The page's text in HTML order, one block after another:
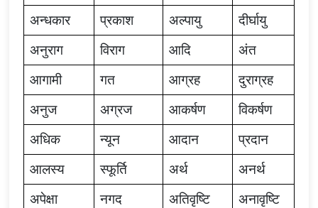
अन्धकार
प्रकाश अल्पायु
दीर्घायु
अनुराग
विराग आदि
अंत
आगामी
गत आग्रह
दुराग्रह
अनुज
अग्रज आकर्षण
विकर्षण
अधिक
न्यून आदान
प्रदान
आलस्य
स्फूर्ति अर्थ
अनर्थ
अपेक्षा
नगद अतिवृष्टि
अनावृष्टि